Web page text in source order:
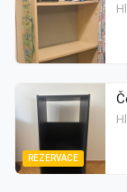
REZERVACE